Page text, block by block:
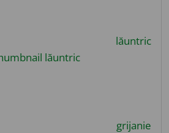
lăuntric
grijanie